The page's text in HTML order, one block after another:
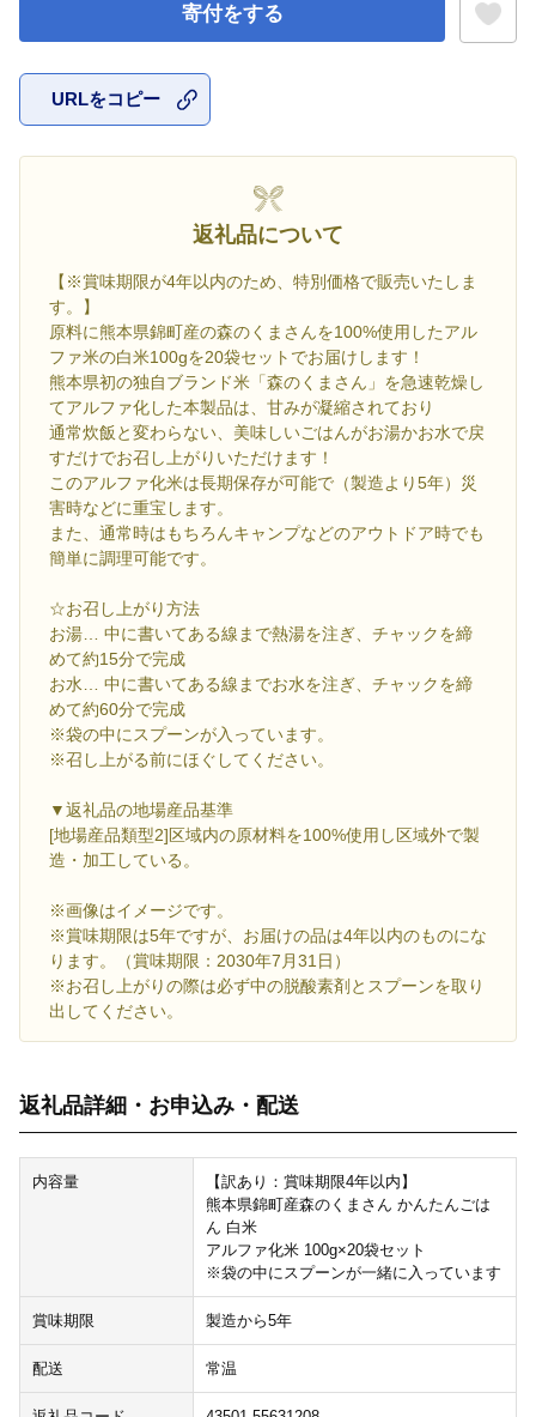
寄付をする
URLをコピー
返礼品について
【※賞味期限が4年以内のため、特別価格で販売いたしま
す。】
原料に熊本県錦町産の森のくまさんを100%使用したアル
ファ米の白米100gを20袋セットでお届けします！
熊本県初の独自ブランド米「森のくまさん」を急速乾燥し
てアルファ化した本製品は、甘みが凝縮されており
通常炊飯と変わらない、美味しいごはんがお湯かお水で戻
すだけでお召し上がりいただけます！
このアルファ化米は長期保存が可能で（製造より5年）災
害時などに重宝します。
また、通常時はもちろんキャンプなどのアウトドア時でも
簡単に調理可能です。
☆お召し上がり方法
お湯… 中に書いてある線まで熱湯を注ぎ、チャックを締
めて約15分で完成
お水… 中に書いてある線までお水を注ぎ、チャックを締
めて約60分で完成
※袋の中にスプーンが入っています。
※召し上がる前にほぐしてください。
▼返礼品の地場産品基準
[地場産品類型2]区域内の原材料を100%使用し区域外で製
造・加工している。
※画像はイメージです。
※賞味期限は5年ですが、お届けの品は4年以内のものにな
ります。（賞味期限：2030年7月31日）
※お召し上がりの際は必ず中の脱酸素剤とスプーンを取り
出してください。
返礼品詳細・お申込み・配送
内容量
【訳あり：賞味期限4年以内】
熊本県錦町産森のくまさん かんたんごは
ん 白米
アルファ化米 100g×20袋セット
※袋の中にスプーンが一緒に入っています
賞味期限 製造から5年
配送 常温